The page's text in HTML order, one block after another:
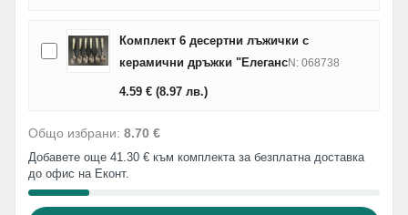
Комплект 6 десертни лъжички с
керамични дръжки "ЕлегансN: 068738
4.59 € (8.97 лв.)
Общо избрани: 8.70 €
Добавете още 41.30 € към комплекта за безплатна доставка
до офис на Еконт.